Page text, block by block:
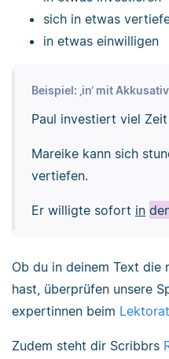
sich in etwas
in etwas einwilligen
Beispiel: ‚in‘ mit
Paul investiert viel Zeit
Mareike kann sich
vertiefen.
Er willigte sofort in
Ob du in deinem Text die
hast, überprüfen unsere
expertinnen beim
Zudem steht dir Scribbrs